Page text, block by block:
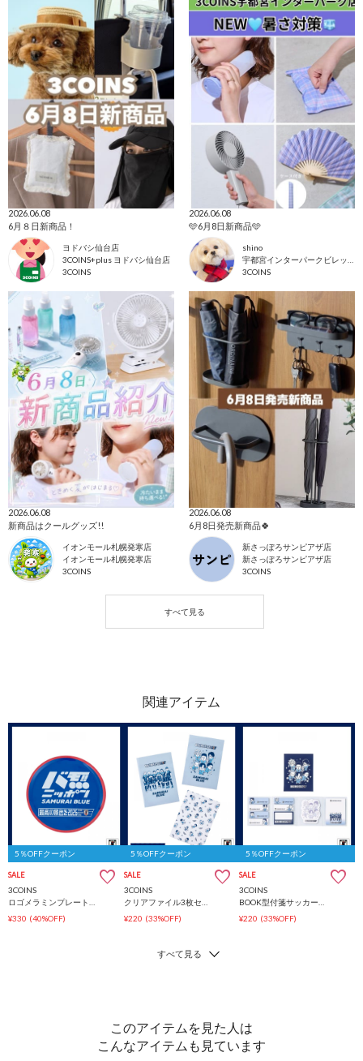
2026.06.08
6月８日新商品！
ヨドバシ仙台店
3COINS+plus ヨドバシ仙台店
3COINS
2026.06.08
🩵6月8日新商品🩵
shino
3COINS
2026.06.08
新商品はクールグッズ!!
イオンモール札幌発寒店
イオンモール札幌発寒店
3COINS
2026.06.08
6月8日発売新商品🍀
新さっぽろサンピアザ店
新さっぽろサンピアザ店
3COINS
5％OFFクーポン
SALE
3COINS
¥330 (40%OFF)
5％OFFクーポン
SALE
3COINS
¥220 (33%OFF)
5％OFFクーポン
SALE
3COINS
¥220 (33%OFF)
このアイテムを見た人は
こんなアイテムも見ています